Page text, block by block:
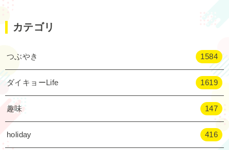
カテゴリ
つぶやき 1584
ダイキョーLife 1619
趣味 147
holiday 416